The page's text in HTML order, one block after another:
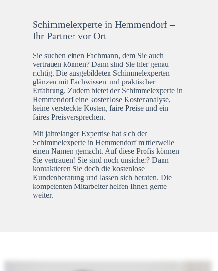
Schimmelexperte in Hemmendorf –
Ihr Partner vor Ort
Sie suchen einen Fachmann, dem Sie auch
vertrauen können? Dann sind Sie hier genau
richtig. Die ausgebildeten Schimmelexperten
glänzen mit Fachwissen und praktischer
Erfahrung. Zudem bietet der Schimmelexperte in
Hemmendorf eine kostenlose Kostenanalyse,
keine versteckte Kosten, faire Preise und ein
faires Preisversprechen.
Mit jahrelanger Expertise hat sich der
Schimmelexperte in Hemmendorf mittlerweile
einen Namen gemacht. Auf diese Profis können
Sie vertrauen! Sie sind noch unsicher? Dann
kontaktieren Sie doch die kostenlose
Kundenberatung und lassen sich beraten. Die
kompetenten Mitarbeiter helfen Ihnen gerne
weiter.